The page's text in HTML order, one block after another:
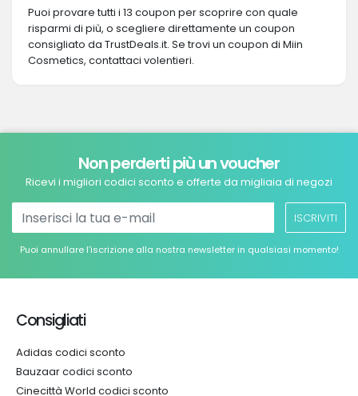
Puoi provare tutti i 13 coupon per scoprire con quale
risparmi di più, o scegliere direttamente un coupon
consigliato da TrustDeals.it. Se trovi un coupon di Miin
Cosmetics, contattaci volentieri.
Non perderti più un voucher
Ricevi i migliori codici sconto e offerte da migliaia di negozi
ISCRIVITI
Puoi annullare l’iscrizione alla nostra newsletter in qualsiasi momento!
Consigliati
Adidas codici sconto
Bauzaar codici sconto
Cinecittà World codici sconto